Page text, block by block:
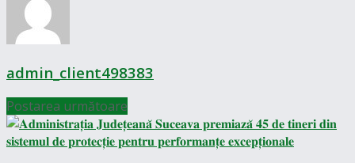
admin_client498383
Postarea următoare